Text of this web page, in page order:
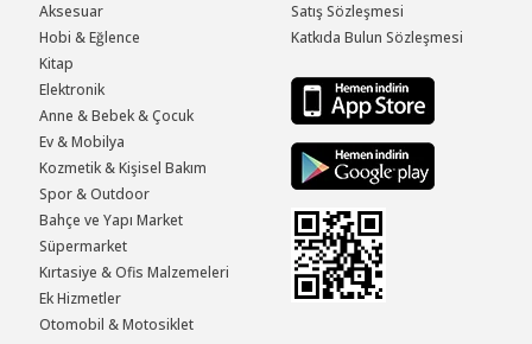
Aksesuar
Hobi & Eğlence
Kitap
Elektronik
Anne & Bebek & Çocuk
Ev & Mobilya
Kozmetik & Kişisel Bakım
Spor & Outdoor
Bahçe ve Yapı Market
Süpermarket
Kırtasiye & Ofis Malzemeleri
Ek Hizmetler
Otomobil & Motosiklet
Satış Sözleşmesi
Katkıda Bulun Sözleşmesi